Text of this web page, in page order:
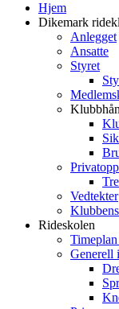
Hjem
Dikemark
Anlegget
Ansatte
Styret
Vedtekter
Rideskolen
Generell